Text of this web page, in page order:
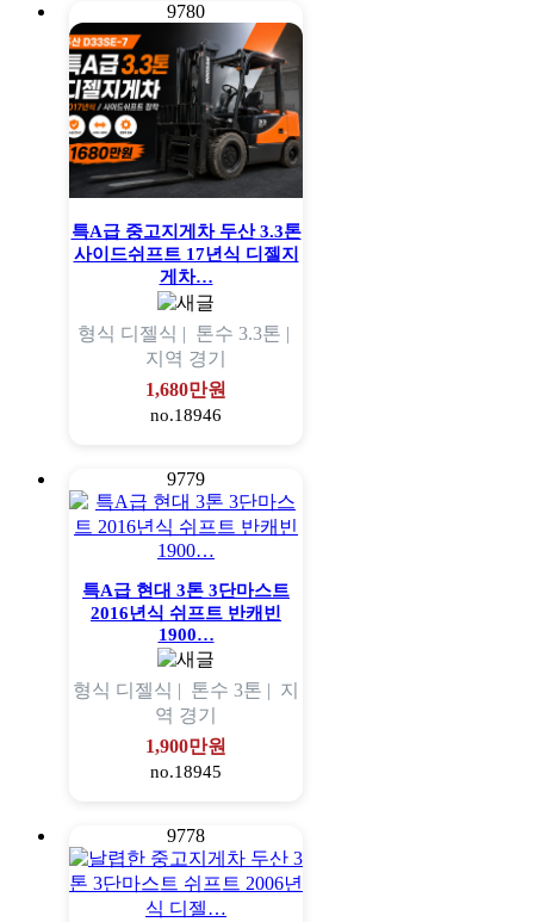
9780
특A급 중고지게차 두산 3.3톤
사이드쉬프트 17년식 디젤지
게차…
형식 디젤식 | 톤수 3.3톤 |
지역 경기
1,680만원
no.18946
9779
특A급 현대 3톤 3단마스트
2016년식 쉬프트 반캐빈
1900…
형식 디젤식 | 톤수 3톤 | 지
역 경기
1,900만원
no.18945
9778